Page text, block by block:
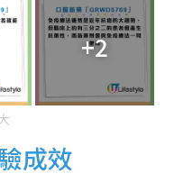
+2
成效